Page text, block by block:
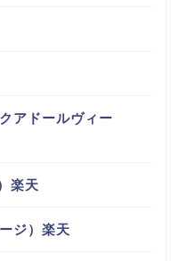
アドールヴィー
楽天
ジ）楽天